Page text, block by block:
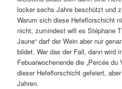
locker sechs Jahre beschützt und
Warum sich diese Hefeflorschicht
nicht, zumindest will es Stéphane
Jaune“ darf der Wein aber nur
bildet. War das der Fall, dann wird
Febuarwochenende die „Percée
dieser Hefeflorschicht gefeiert,
Jahren.